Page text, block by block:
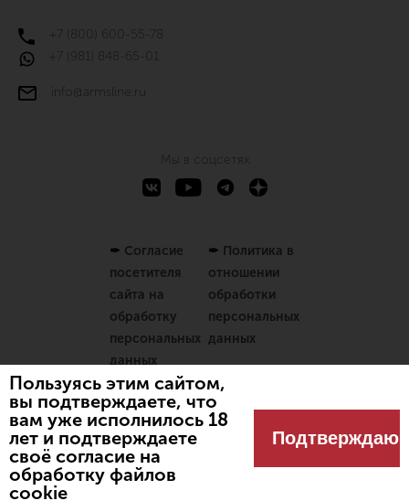
Пользуясь этим сайтом,
вы подтверждаете, что
вам уже исполнилось 18
лет и подтверждаете
своё согласие на
обработку файлов
cookie
Подтверждаю
+7 (800) 600-55-78
+7 (981) 848-65-01
info@armsline.ru
Мы в соцсетях
✒ Согласие
посетителя
сайта на
обработку
персональных
данных
✒ Политика в
отношении
обработки
персональных
данных
РазработаноSpbnews
© 2024 Оружейный магазин
"Линия огня"